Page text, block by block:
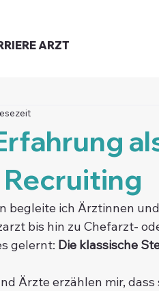
ARZT
begleite ich Ärztinnen
bis hin zu Chefarzt-
gelernt: Die klassische
Ärzte erzählen mir,